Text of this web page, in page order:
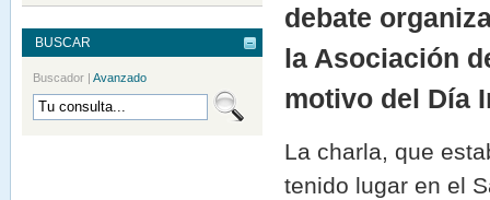
BUSCAR
Buscador | Avanzado
debate
la Asociación
motivo del Día
La charla, que
tenido lugar en el